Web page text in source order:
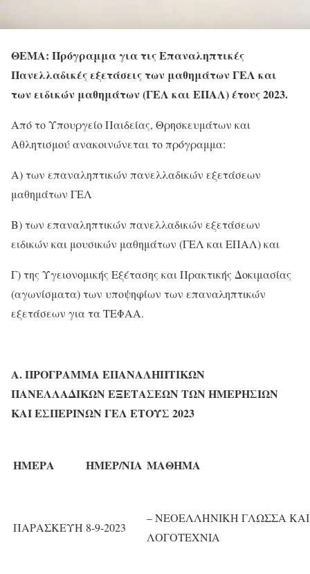
ΘΕΜΑ: Πρόγραμμα για τις Επαναληπτικές
Πανελλαδικές εξετάσεις των μαθημάτων ΓΕΛ και
των ειδικών μαθημάτων (ΓΕΛ και ΕΠΑΛ) έτους 2023.
Από το Υπουργείο Παιδείας, Θρησκευμάτων και
Αθλητισμού ανακοινώνεται το πρόγραμμα:
Α) των επαναληπτικών πανελλαδικών εξετάσεων
μαθημάτων ΓΕΛ
Β) των επαναληπτικών πανελλαδικών εξετάσεων
ειδικών και μουσικών μαθημάτων (ΓΕΛ και ΕΠΑΛ) και
Γ) της Υγειονομικής Εξέτασης και Πρακτικής Δοκιμασίας
(αγωνίσματα) των υποψηφίων των επαναληπτικών
εξετάσεων για τα ΤΕΦΑΑ.
Α. ΠΡΟΓΡΑΜΜΑ ΕΠΑΝΑΛΗΠΤΙΚΩΝ
ΠΑΝΕΛΛΑΔΙΚΩΝ ΕΞΕΤΑΣΕΩΝ ΤΩΝ ΗΜΕΡΗΣΙΩΝ
ΚΑΙ ΕΣΠΕΡΙΝΩΝ ΓΕΛ ΕΤΟΥΣ 2023
ΗΜΕΡΑ ΗΜΕΡ/ΝΙΑ ΜΑΘΗΜΑ
ΠΑΡΑΣΚΕΥΗ 8-9-2023
– ΝΕΟΕΛΛΗΝΙΚΗ ΓΛΩΣΣΑ ΚΑΙ
ΛΟΓΟΤΕΧΝΙΑ